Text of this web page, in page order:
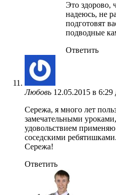
Это здорово,
надеюсь, не
подготовят
подводные
Ответить
Любовь 12.05.2015 в 6:29
Сережа, я много лет
замечательными
удовольствием
соседскими
Сережа!
Ответить